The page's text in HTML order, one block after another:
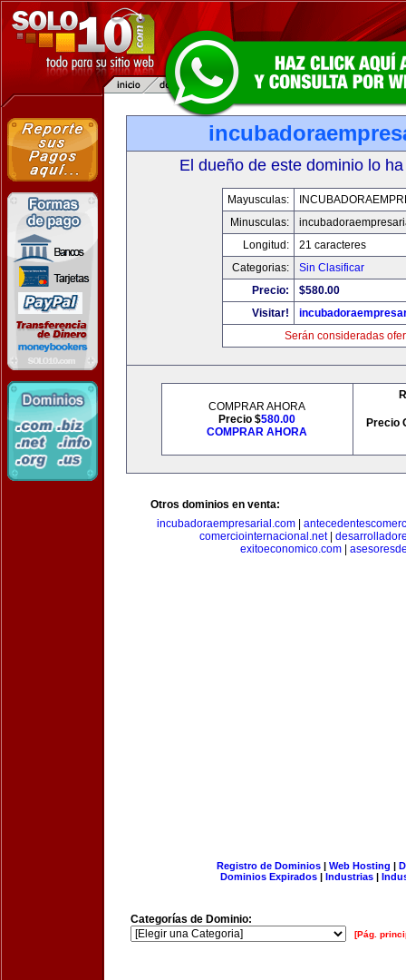
El dueño de este dominio lo
Mayusculas:
Minusculas:
Longitud:
21 caracteres
Categorias:
Sin Clasificar
Precio:
$580.00
Visitar!
Serán consideradas
COMPRAR AHORA
Precio $580.00
COMPRAR AHORA
Precio
Otros dominios en venta:
incubadoraempresarial.com
comerciointernacional.net|
exitoeconomico.com|
Registro de Dominios| Web Hosting |
Dominios Expirados | Industrias |
Categorías de Dominio:
[Pág.